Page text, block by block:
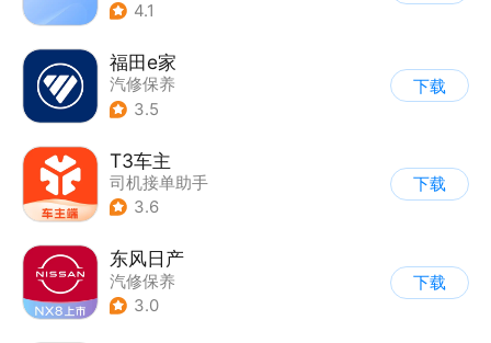
4.1
福田e家
汽修保养
3.5
下载
T3车主
司机接单助手
3.6
下载
东风日产
汽修保养
3.0
下载